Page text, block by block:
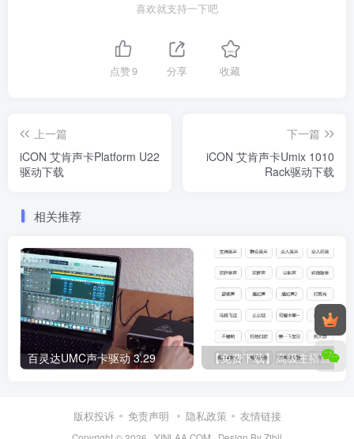
喜欢就支持一下吧
点赞9 分享 收藏
上一篇
iCON 艾肯声卡Platform U22
驱动下载
下一篇
iCON 艾肯声卡Umix 1010
Rack驱动下载
相关推荐
百灵达UMC声卡驱动 3.29
版权投诉 免责声明 隐私政策 友情链接